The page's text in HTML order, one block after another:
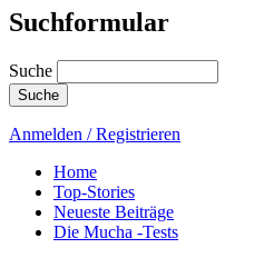
Suchformular
Suche
Anmelden / Registrieren
Home
Top-Stories
Neueste Beiträge
Die Mucha -Tests